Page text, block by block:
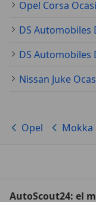
Opel Corsa
Nissan Juke
Opel Mokka
AutoScout24: el